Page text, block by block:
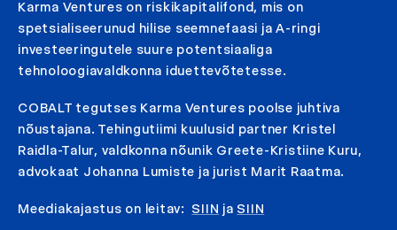
Karma Ventures on riskikapitalifond, mis on
spetsialiseerunud hilise seemnefaasi ja A-ringi
investeeringutele suure potentsiaaliga
tehnoloogiavaldkonna iduettevõtetesse.
COBALT tegutses Karma Ventures poolse juhtiva
nõustajana. Tehingutiimi kuulusid partner Kristel
Raidla-Talur, valdkonna nõunik Greete-Kristiine Kuru,
advokaat Johanna Lumiste ja jurist Marit Raatma.
Meediakajastus on leitav: SIIN ja SIIN